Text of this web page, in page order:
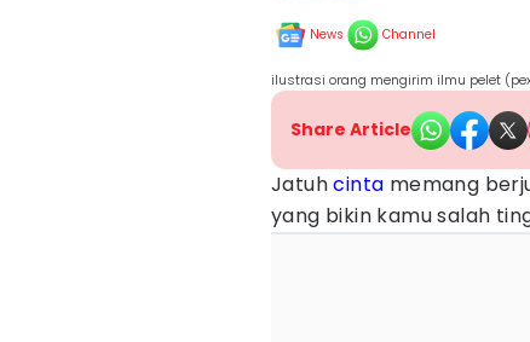
News Channel
ilustrasi orang mengirim ilmu pelet
Share Article
Jatuhcinta memang
yang bikin kamu salah